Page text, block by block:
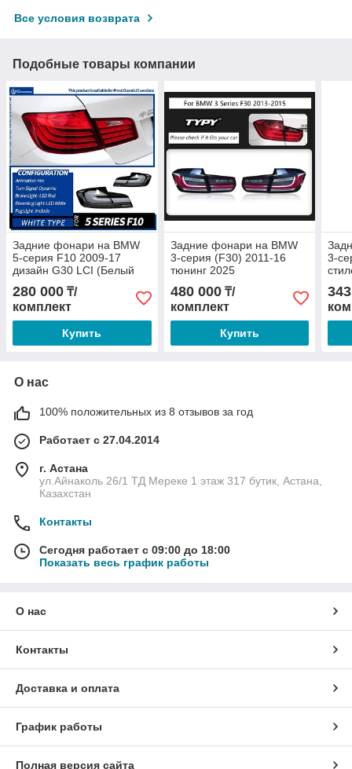
Все условия возврата
Подобные товары компании
Задние фонари на BMW
5-серия F10 2009-17
дизайн G30 LCI (Белый
280 000 ₸/
комплект
Купить
Задние фонари на BMW
3-серия (F30) 2011-16
тюнинг 2025
480 000₸/
комплект
Купить
3-
О нас
100% положительных из 8 отзывов за год
Работает с 27.04.2014
г. Астана
ул.Айнаколь 26/1 ТД Мереке 1 этаж 317 бутик, Астана,
Казахстан
Контакты
Сегодня работает с 09:00 до 18:00
Показать весь график работы
О нас
Контакты
Доставка и оплата
График работы
Полная версия сайта